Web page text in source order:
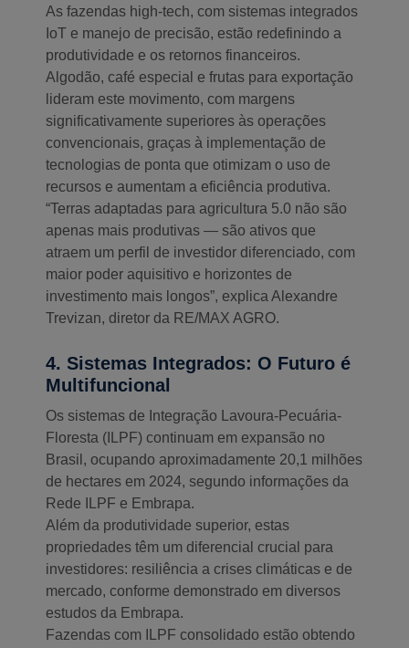
As fazendas high-tech, com sistemas integrados
IoT e manejo de precisão, estão redefinindo a
produtividade e os retornos financeiros.
Algodão, café especial e frutas para exportação
lideram este movimento, com margens
significativamente superiores às operações
convencionais, graças à implementação de
tecnologias de ponta que otimizam o uso de
recursos e aumentam a eficiência produtiva.
“Terras adaptadas para agricultura 5.0 não são
apenas mais produtivas — são ativos que
atraem um perfil de investidor diferenciado, com
maior poder aquisitivo e horizontes de
investimento mais longos”, explica Alexandre
Trevizan, diretor da RE/MAX AGRO.
4. Sistemas Integrados: O Futuro é
Multifuncional
Os sistemas de Integração Lavoura-Pecuária-
Floresta (ILPF) continuam em expansão no
Brasil, ocupando aproximadamente 20,1 milhões
de hectares em 2024, segundo informações da
Rede ILPF e Embrapa.
Além da produtividade superior, estas
propriedades têm um diferencial crucial para
investidores: resiliência a crises climáticas e de
mercado, conforme demonstrado em diversos
estudos da Embrapa.
Fazendas com ILPF consolidado estão obtendo